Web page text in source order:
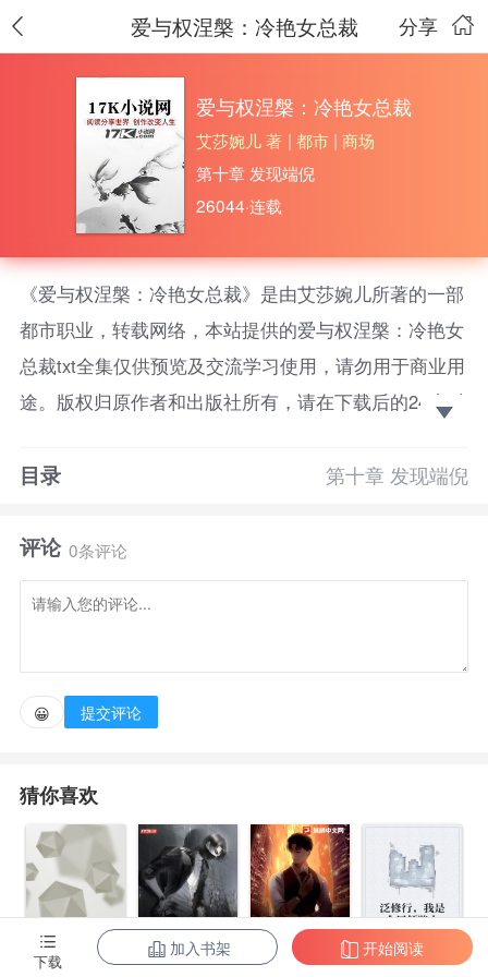
分享
爱与权涅槃：冷艳女总裁
爱与权涅槃：冷艳女总裁
艾莎婉儿 著 | 都市 | 商场
第十章 发现端倪
26044·连载
《爱与权涅槃：冷艳女总裁》是由艾莎婉儿所著的一部
都市职业，转载网络，本站提供的爱与权涅槃：冷艳女
总裁txt全集仅供预览及交流学习使用，请勿用于商业用
途。版权归原作者和出版社所有，请在下载后的24小时
慕的校园情侣，女主姜可言善良单纯，她天真的以为她
人，在男朋友的多次欺骗下，姜可言，选择自杀....幸好
老天爷开眼没有收了她，捡回一条命后，在朋友们的鼓
励下，她振作起来，一心投入工作，事业有了起色。
在职业生涯再上一层的时候，却造小人算计，离开职
场，开始自己的创业。
后来她发现爱上曾经的上司，再次经历纠葛感情，创
业重重受阻.....在面对各种挑战时，姜可言通过自己的
聪慧和不懈的努力，一路披荆斩棘，拿到了女总裁的头
衔，并且因为她的勇敢救赎了男主，最终成为女主夫
婿，过上大多数女人不敢奢求的幸福生活。
目录 第十章 发现端倪
评论 0条评论
😀 提交评论
猜你喜欢
身患绝症后， 泛修行，我是
下载
加入书架 开始阅读